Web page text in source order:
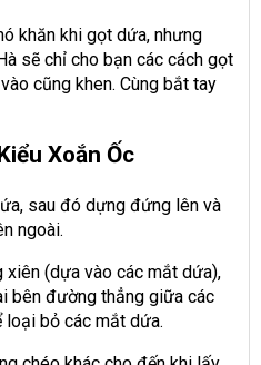
khăn khi gọt dứa, nhưng
sẽ chỉ cho bạn các cách gọt
cũng khen. Cùng bắt tay
Xoắn Ốc
sau đó dựng đứng lên và
ngoài.
xiên (dựa vào các mắt dứa),
bên đường thẳng giữa các
loại bỏ các mắt dứa.